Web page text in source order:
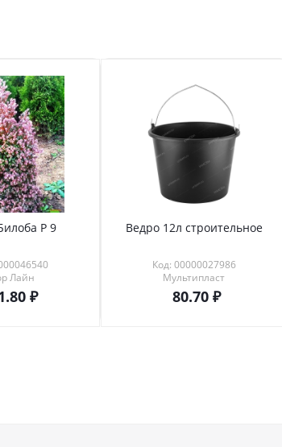
Р 9
Лайн
Ведро 12л строительное
Код: 00000027986
Мультипласт
80.70